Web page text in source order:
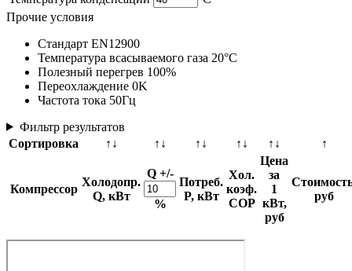
Прочие условия
Стандарт EN12900
Температура всасываемого газа 20°C
Полезный перегрев 100%
Переохлаждение 0K
Частота тока 50Гц
Фильтр результатов
Сортировка
↑↓ ↑↓ ↑↓ ↑↓ ↑↓ ↑
Компрессор
Холодопр.
Q, кВт
Q +/-
%
Потреб.
P, кВт
Хол.
коэф.
COP
Цена
за
1
кВт,
руб
руб